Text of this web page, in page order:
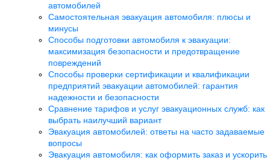
автомобилей
Самостоятельная эвакуация автомобиля: плюсы и
минусы
Способы подготовки автомобиля к эвакуации:
максимизация безопасности и предотвращение
повреждений
Способы проверки сертификации и квалификации
предприятий эвакуации автомобилей: гарантия
надежности и безопасности
Сравнение тарифов и услуг эвакуационных служб: как
выбрать наилучший вариант
Эвакуация автомобилей: ответы на часто задаваемые
вопросы
Эвакуация автомобиля: как оформить заказ и ускорить